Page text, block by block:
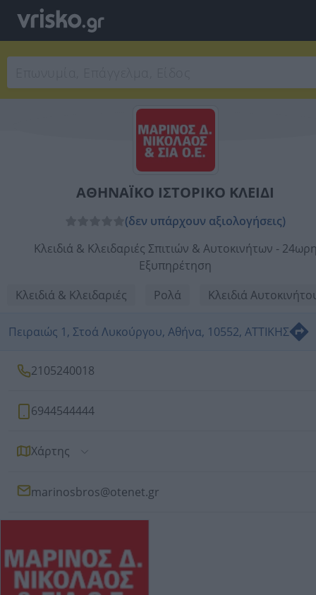
ΑΘΗΝΑΪΚΟ ΙΣΤΟΡΙΚΟ ΚΛΕΙΔΙ
(δεν υπάρχουν αξιολογήσεις)
Κλειδιά & Κλειδαριές Σπιτιών & Αυτοκινήτων -
Εξυπηρέτηση
Κλειδιά & Κλειδαριές
Ρολά Κλειδιά
Πειραιώς 1, Στοά Λυκούργου, Αθήνα, 10552, ΑΤΤΙΚΗΣ
2105240018
6944544444
Χάρτης
marinosbros@otenet.gr